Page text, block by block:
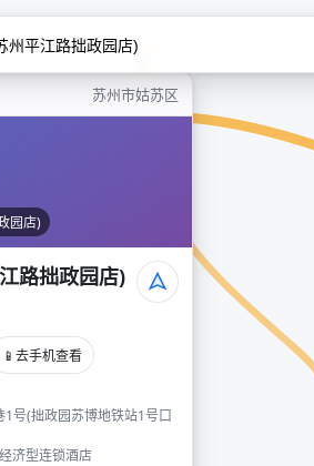
苏州市姑苏区
园店)
路拙政园店)
📱 去手机查看
号(拙政园苏博地铁站1号口
济型连锁酒店